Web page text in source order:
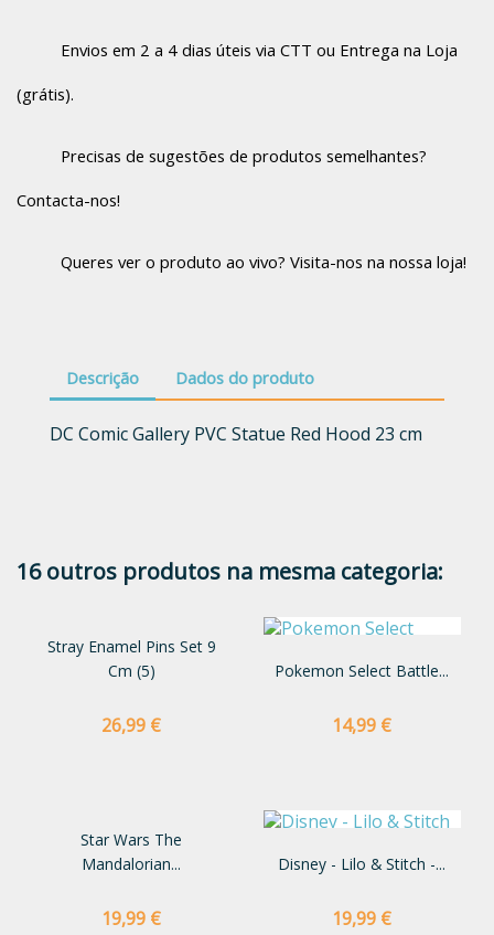
Envios em 2 a 4 dias úteis via CTT ou Entrega na Loja
(grátis).
Precisas de sugestões de produtos semelhantes?
Contacta-nos!
Queres ver o produto ao vivo? Visita-nos na nossa loja!
Descrição Dados do produto
DC Comic Gallery PVC Statue Red Hood 23 cm
16 outros produtos na mesma categoria:
Stray Enamel Pins Set 9
Cm (5)
Preço
26,99 €
Pokemon Select Battle...
Preço
14,99 €
Star Wars The
Mandalorian...
Preço
19,99 €
Disney - Lilo & Stitch -...
Preço
19,99 €